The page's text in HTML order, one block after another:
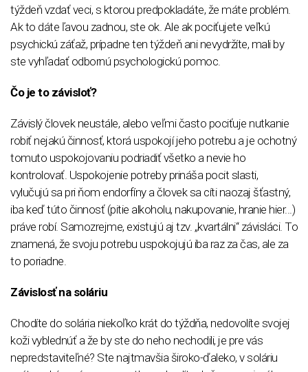
týždeň vzdať veci, s ktorou predpokladáte, že máte problém.
Ak to dáte ľavou zadnou, ste ok. Ale ak pociťujete veľkú
psychickú záťaž, prípadne ten týždeň ani nevydržíte, mali by
ste vyhľadať odbornú psychologickú pomoc.
Čo je to závisloť?
Závislý človek neustále, alebo veľmi často pociťuje nutkanie
robiť nejakú činnosť, ktorá uspokojí jeho potrebu a je ochotný
tomuto uspokojovaniu podriadiť všetko a nevie ho
kontrolovať. Uspokojenie potreby prináša pocit slasti,
vylučujú sa pri ňom endorfíny a človek sa cíti naozaj šťastný,
iba keď túto činnosť (pitie alkoholu, nakupovanie, hranie hier...)
práve robí. Samozrejme, existujú aj tzv. „kvartálni“ závisláci. To
znamená, že svoju potrebu uspokojujú iba raz za čas, ale za
to poriadne.
Závislosť na soláriu
Chodíte do solária niekoľko krát do týždňa, nedovolíte svojej
koži vyblednúť a že by ste do neho nechodili, je pre vás
nepredstaviteľné? Ste najtmavšia široko-ďaleko, v soláriu